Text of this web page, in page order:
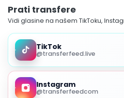
Prati transfere
Vidi glasine na našem TikToku,
TikTok
@transferfeed.live
Instagram
@transferfeedcom